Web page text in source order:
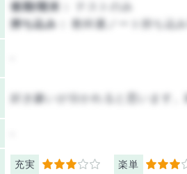
後期/期末：
テストのみ
持ち込み：
教科書ノート持ち込み
好き嫌いが分かれると思います。
充実 3 楽単 3